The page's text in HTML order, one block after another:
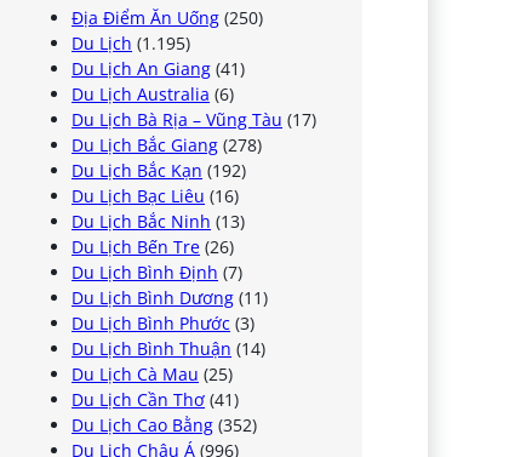
Địa Điểm Ăn Uống (250)
Du Lịch (1.195)
Du Lịch An Giang (41)
Du Lịch Australia (6)
Du Lịch Bà Rịa – Vũng Tàu (17)
Du Lịch Bắc Giang (278)
Du Lịch Bắc Kạn (192)
Du Lịch Bạc Liêu (16)
Du Lịch Bắc Ninh (13)
Du Lịch Bến Tre (26)
Du Lịch Bình Định (7)
Du Lịch Bình Dương (11)
Du Lịch Bình Phước (3)
Du Lịch Bình Thuận (14)
Du Lịch Cà Mau (25)
Du Lịch Cần Thơ (41)
Du Lịch Cao Bằng (352)
Du Lịch Châu Á (996)